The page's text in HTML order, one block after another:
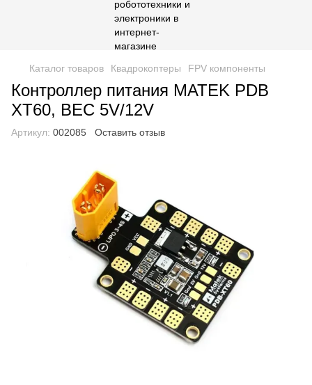
Каталог товаров Квадрокоптеры FPV компоненты
Контроллер питания MATEK PDB
XT60, BEC 5V/12V
Артикул: 002085 Оставить отзыв